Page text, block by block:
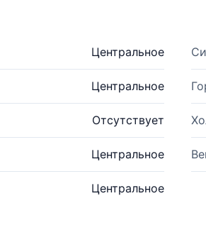
Центральное
Центральное
Отсутствует
Центральное
Центральное